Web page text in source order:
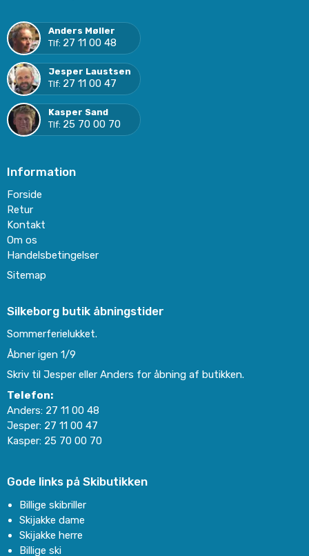
Anders Møller
Tlf: 27 11 00 48
Jesper Laustsen
Tlf: 27 11 00 47
Kasper Sand
Tlf: 25 70 00 70
Information
Forside
Retur
Kontakt
Om os
Handelsbetingelser
Sitemap
Silkeborg butik åbningstider
Sommerferielukket.
Åbner igen 1/9
Skriv til Jesper eller Anders for åbning af butikken.
Telefon:
Anders: 27 11 00 48
Jesper: 27 11 00 47
Kasper: 25 70 00 70
Gode links på Skibutikken
Billige skibriller
Skijakke dame
Skijakke herre
Billige ski